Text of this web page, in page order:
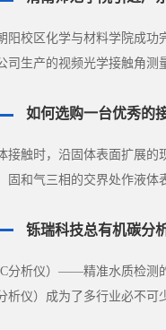
阳校区化学与材料学院成功
司生产的视频光学接触角测
接触时，沿固体表面扩展的
固和气三相的交界处作液体
分析仪）——精准水质检测
析仪）成为了多行业必不可